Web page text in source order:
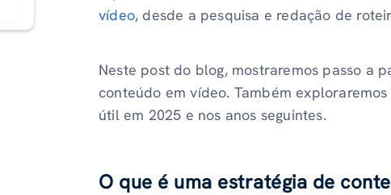
vídeo, desde a pesquisa e redação de
Neste post do blog, mostraremos passo a
conteúdo em vídeo. Também
útil em 2025 e nos anos seguintes.
O que é uma estratégia de